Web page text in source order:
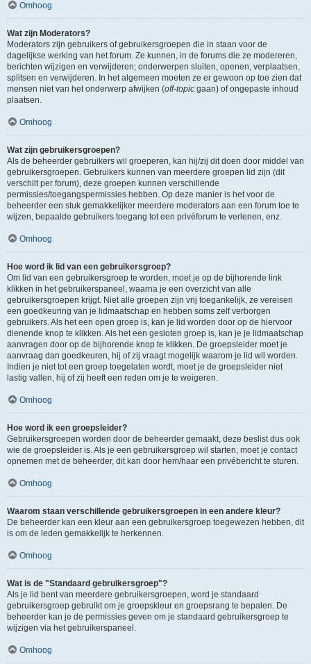
Omhoog
Wat zijn Moderators?
Moderators zijn gebruikers of gebruikersgroepen die in staan voor de
dagelijkse werking van het forum. Ze kunnen, in de forums die ze modereren,
berichten wijzigen en verwijderen; onderwerpen sluiten, openen, verplaatsen,
splitsen en verwijderen. In het algemeen moeten ze er gewoon op toe zien dat
mensen niet van het onderwerp afwijken (off-topic gaan) of ongepaste inhoud
plaatsen.
Omhoog
Wat zijn gebruikersgroepen?
Als de beheerder gebruikers wil groeperen, kan hij/zij dit doen door middel van
gebruikersgroepen. Gebruikers kunnen van meerdere groepen lid zijn (dit
verschilt per forum), deze groepen kunnen verschillende
permissies/toegangspermissies hebben. Op deze manier is het voor de
beheerder een stuk gemakkelijker meerdere moderators aan een forum toe te
wijzen, bepaalde gebruikers toegang tot een privéforum te verlenen, enz.
Omhoog
Hoe word ik lid van een gebruikersgroep?
Om lid van een gebruikersgroep te worden, moet je op de bijhorende link
klikken in het gebruikerspaneel, waarna je een overzicht van alle
gebruikersgroepen krijgt. Niet alle groepen zijn vrij toegankelijk, ze vereisen
een goedkeuring van je lidmaatschap en hebben soms zelf verborgen
gebruikers. Als het een open groep is, kan je lid worden door op de hiervoor
dienende knop te klikken. Als het een gesloten groep is, kan je je lidmaatschap
aanvragen door op de bijhorende knop te klikken. De groepsleider moet je
aanvraag dan goedkeuren, hij of zij vraagt mogelijk waarom je lid wil worden.
Indien je niet tot een groep toegelaten wordt, moet je de groepsleider niet
lastig vallen, hij of zij heeft een reden om je te weigeren.
Omhoog
Hoe word ik een groepsleider?
Gebruikersgroepen worden door de beheerder gemaakt, deze beslist dus ook
wie de groepsleider is. Als je een gebruikersgroep wil starten, moet je contact
opnemen met de beheerder, dit kan door hem/haar een privébericht te sturen.
Omhoog
Waarom staan verschillende gebruikersgroepen in een andere kleur?
De beheerder kan een kleur aan een gebruikersgroep toegewezen hebben, dit
is om de leden gemakkelijk te herkennen.
Omhoog
Wat is de "Standaard gebruikersgroep"?
Als je lid bent van meerdere gebruikersgroepen, word je standaard
gebruikersgroep gebruikt om je groepskleur en groepsrang te bepalen. De
beheerder kan je de permissies geven om je standaard gebruikersgroep te
wijzigen via het gebruikerspaneel.
Omhoog